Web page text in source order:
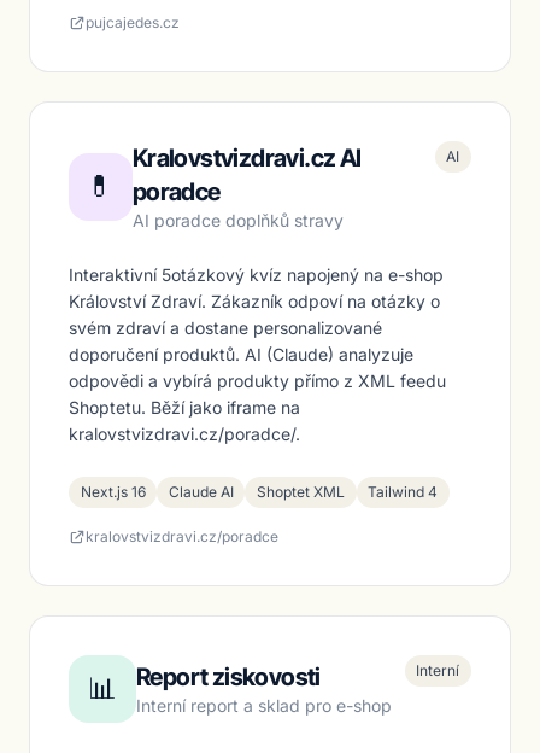
pujcajedes.cz
💊
Kralovstvizdravi.cz AI
poradce
AI poradce doplňků stravy
AI
Interaktivní 5otázkový kvíz napojený na e-shop
Království Zdraví. Zákazník odpoví na otázky o
svém zdraví a dostane personalizované
doporučení produktů. AI (Claude) analyzuje
odpovědi a vybírá produkty přímo z XML feedu
Shoptetu. Běží jako iframe na
kralovstvizdravi.cz/poradce/.
Next.js 16 Claude AI Shoptet XML Tailwind 4
kralovstvizdravi.cz/poradce
📊 Report ziskovosti
Interní report a sklad pro e-shop
Interní